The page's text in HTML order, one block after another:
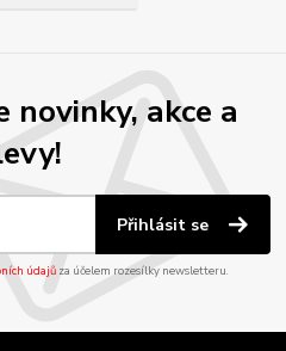
novinky, akce a
Přihlásit se
údajůza účelem rozesílky newsletteru.